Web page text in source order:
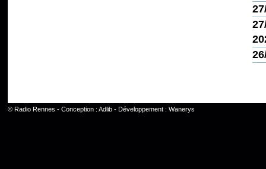
© Radio Rennes - Conception : Adlib- Développement : Wanerys